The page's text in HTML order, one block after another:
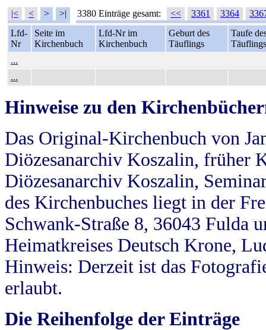
|< < > >| 3380 Einträge gesamt: << 3361 3364
Lfd-
Nr
Seite im
Kirchenbuch
Lfd-Nr im
Kirchenbuch
Geburt des
Täuflings
Taufe
Täuflings
...
...
Hinweise zu den
Das Original-Kirchenbuch von
Diözesanarchiv Koszalin, früher
Diözesanarchiv Koszalin,
des Kirchenbuches liegt in der
Schwank-Straße 8, 36043 Fulda
Heimatkreises Deutsch Krone,
Hinweis: Derzeit ist das
erlaubt.
Die Reihenfolge der Einträge